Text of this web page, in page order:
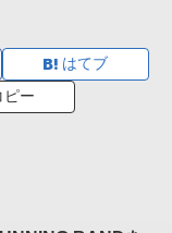
はてブ
ピー